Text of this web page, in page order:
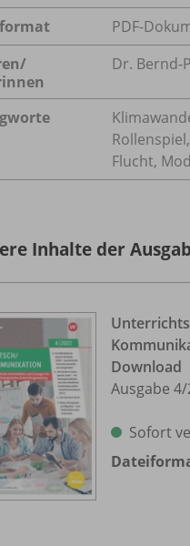
PDF-
Dr. Bernd-
Flucht,
Inhalte der
Download
Ausgabe 4/
Sofort